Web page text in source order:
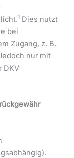
1 Dies nutzt
bei
Zugang, z. B.
nur mit
DKV